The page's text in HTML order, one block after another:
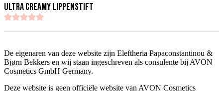
Ultra Creamy Lippenstift
De eigenaren van deze website zijn Eleftheria Papaconstantinou &
Bjørn Bekkers en wij staan ingeschreven als consulente bij AVON
Cosmetics GmbH Germany.
Deze website is geen officiële website van AVON Cosmetics